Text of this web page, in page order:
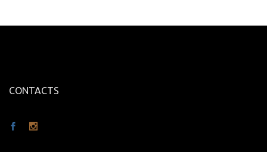
CONTACTS